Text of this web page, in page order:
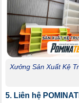
Xưởng Sản Xuất Kệ
5. Liên hệ